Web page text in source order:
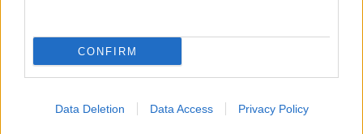
CONFIRM
Data Deletion Data Access Privacy Policy
Anton na Pohorju
pred 16 urami
⚡Izklop elektrike: 425. Nadzorništvo Vuzenica - Območje
pred 16 urami